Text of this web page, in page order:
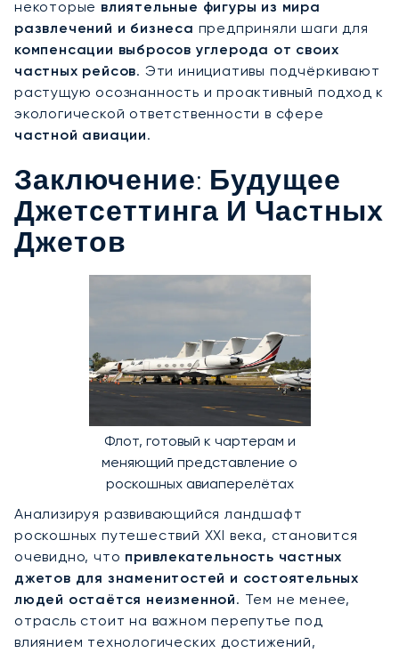
некоторые влиятельные фигуры из мира
развлечений и бизнеса предприняли шаги для
компенсации выбросов углерода от своих
частных рейсов. Эти инициативы подчёркивают
растущую осознанность и проактивный подход к
экологической ответственности в сфере
частной авиации.
Заключение: Будущее
Джетсеттинга И Частных
Джетов
Флот, готовый к чартерам и
меняющий представление о
роскошных авиаперелётах
Анализируя развивающийся ландшафт
роскошных путешествий XXI века, становится
очевидно, что привлекательность частных
джетов для знаменитостей и состоятельных
людей остаётся неизменной. Тем не менее,
отрасль стоит на важном перепутье под
влиянием технологических достижений,